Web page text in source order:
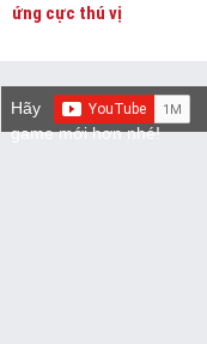
ứng cực thú vị
Hãy
game mới hơn nhé!